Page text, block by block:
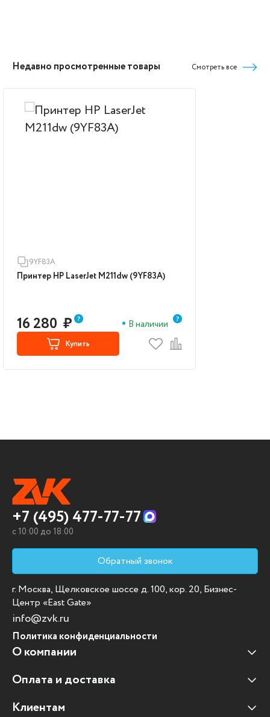
Недавно просмотренные товары Смотреть все
9YF83A
Принтер HP LaserJet M211dw (9YF83A)
16 280 ₽ В наличии
Купить
+7 (495) 477-77-77
c 10:00 до 18:00
Обратный звонок
г. Москва, Щелковское шоссе д. 100, кор. 20, Бизнес-
Центр «East Gate»
info@zvk.ru
Политика конфиденциальности
О компании
Наши клиенты
Отзывы клиентов
Оплата и доставка
Оплата и доставка
Клиентам